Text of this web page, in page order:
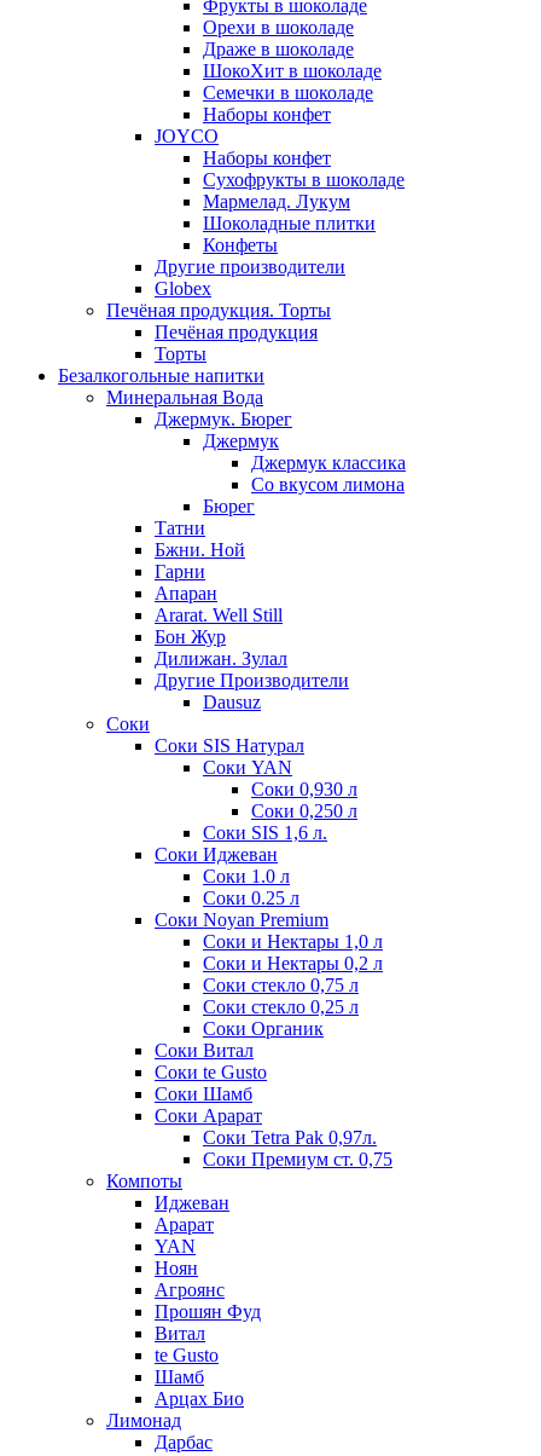
Фрукты в шоколаде
Орехи в шоколаде
Драже в шоколаде
ШокоХит в шоколаде
Семечки в шоколаде
Наборы конфет
JOYCO
Наборы конфет
Сухофрукты в шоколаде
Мармелад. Лукум
Шоколадные плитки
Конфеты
Другие производители
Globex
Печёная продукция. Торты
Печёная продукция
Торты
Безалкогольные напитки
Минеральная Вода
Джермук. Бюрег
Джермук
Джермук классика
Со вкусом лимона
Бюрег
Татни
Бжни. Ной
Гарни
Апаран
Ararat. Well Still
Бон Жур
Дилижан. Зулал
Другие Производители
Dausuz
Соки
Соки SIS Натурал
Соки YAN
Соки 0,930 л
Соки 0,250 л
Соки SIS 1,6 л.
Соки Иджеван
Соки 1.0 л
Соки 0.25 л
Соки Noyan Premium
Соки и Нектары 1,0 л
Соки и Нектары 0,2 л
Соки стекло 0,75 л
Соки стекло 0,25 л
Соки Органик
Соки Витал
Соки te Gusto
Соки Шамб
Соки Арарат
Соки Tetra Pak 0,97л.
Соки Премиум ст. 0,75
Компоты
Иджеван
Арарат
YAN
Ноян
Агроянс
Прошян Фуд
Витал
te Gusto
Шамб
Арцах Био
Лимонад
Дарбас